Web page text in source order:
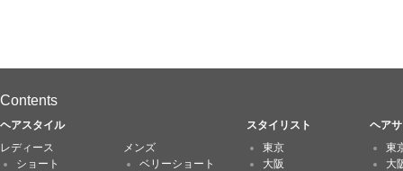
Contents
ヘアスタイル スタイリスト
ヘア
レディース
ショート
メンズ
ベリーショート
東京
大阪
東
大